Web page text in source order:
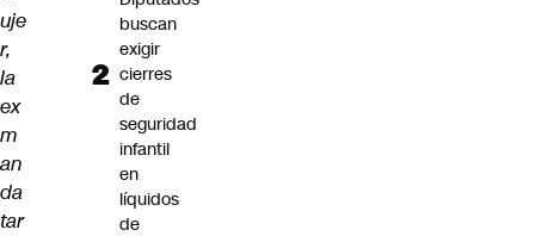
uje
r,
la
ex
m
an
da
tar
buscan
exigir
cierres
de
seguridad
infantil
en
líquidos
de